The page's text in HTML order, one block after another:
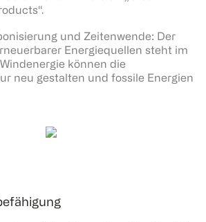
und Zeitenwende: Der
Energiequellen steht im
können die
neu gestalten und fossile Energien